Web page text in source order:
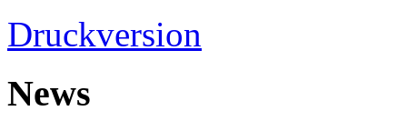
Druckversion
News